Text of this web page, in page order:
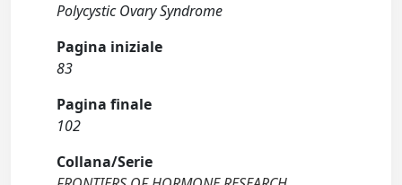
Polycystic Ovary Syndrome
Pagina iniziale
83
Pagina finale
102
Collana/Serie